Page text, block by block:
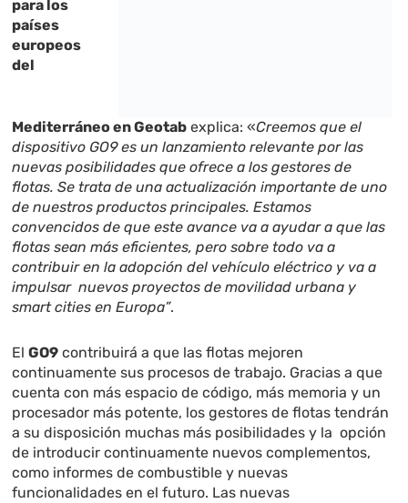
para los
países
europeos
del
Mediterráneo en Geotab explica: «Creemos que el
dispositivo GO9 es un lanzamiento relevante por las
nuevas posibilidades que ofrece a los gestores de
flotas. Se trata de una actualización importante de uno
de nuestros productos principales. Estamos
convencidos de que este avance va a ayudar a que las
flotas sean más eficientes, pero sobre todo va a
contribuir en la adopción del vehículo eléctrico y va a
impulsar nuevos proyectos de movilidad urbana y
smart cities en Europa”.
ElGO9 contribuirá a que las flotas mejoren
continuamente sus procesos de trabajo. Gracias a que
cuenta con más espacio de código, más memoria y un
procesador más potente, los gestores de flotas tendrán
a su disposición muchas más posibilidades y la opción
de introducir continuamente nuevos complementos,
como informes de combustible y nuevas
funcionalidades en el futuro. Las nuevas